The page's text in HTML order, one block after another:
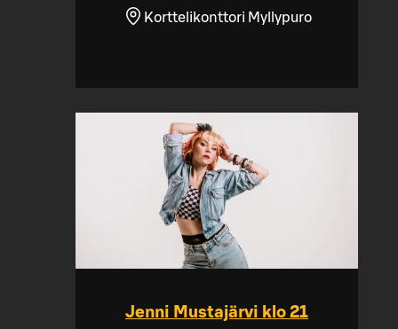
Korttelikonttori Myllypuro
Jenni Mustajärvi klo 21